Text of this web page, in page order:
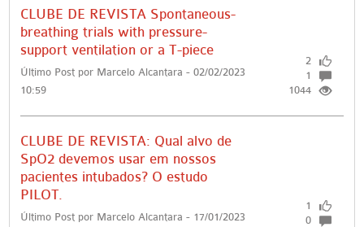
CLUBE DE REVISTA Spontaneous-
breathing trials with pressure-
support ventilation or a T-piece
Último Post por Marcelo Alcantara - 02/02/2023
10:59
2
1
1044
CLUBE DE REVISTA: Qual alvo de
SpO2 devemos usar em nossos
pacientes intubados? O estudo
PILOT.
Último Post por Marcelo Alcantara - 17/01/2023
1
0